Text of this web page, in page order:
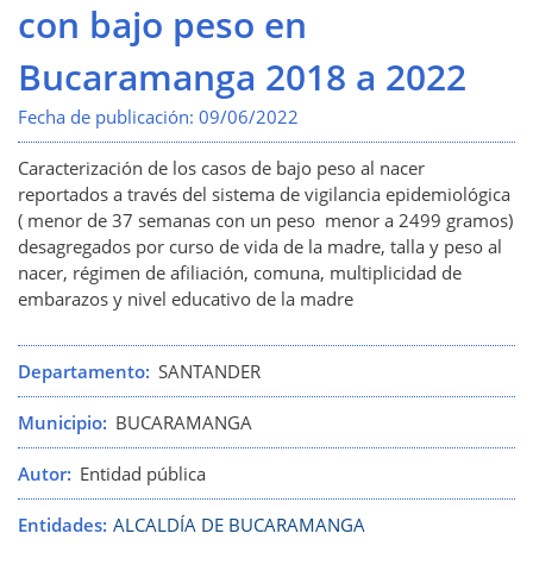
con bajo peso en
Bucaramanga 2018 a 2022
Fecha de publicación: 09/06/2022
Caracterización de los casos de bajo peso al nacer
reportados a través del sistema de vigilancia epidemiológica
( menor de 37 semanas con un peso menor a 2499 gramos)
desagregados por curso de vida de la madre, talla y peso al
nacer, régimen de afiliación, comuna, multiplicidad de
embarazos y nivel educativo de la madre
Departamento SANTANDER
Municipio BUCARAMANGA
Autor Entidad pública
Entidades ALCALDÍA DE BUCARAMANGA